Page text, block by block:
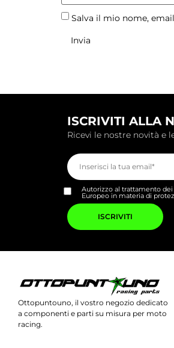
Salva il mio nome,
ISCRIVITI ALLA
Ricevi le nostre novità e
Autorizzo al trattamento
Europeo in materia di
Si
prega
di
lasciare
questo
Ottopuntouno, il vostro negozio dedicato
a componenti e parti su misura per moto
racing.